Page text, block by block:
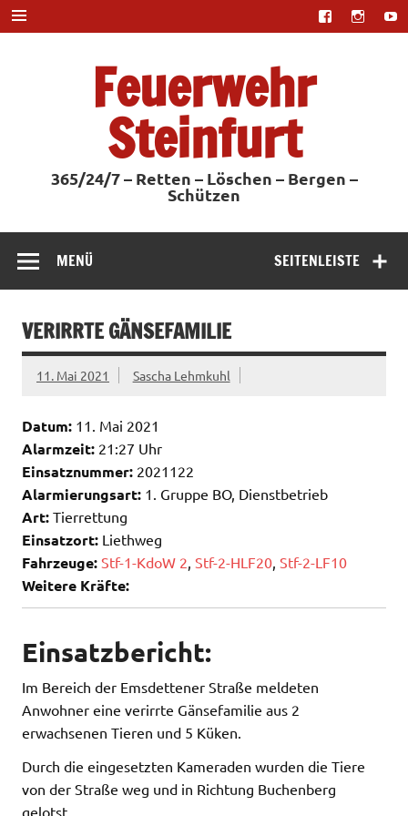
Zum
Inhalt
springen
Feuerwehr
Steinfurt
365/24/7 – Retten – Löschen – Bergen –
Schützen
SEITENLEISTE
MENÜ
VERIRRTE GÄNSEFAMILIE
11. Mai 2021 Sascha Lehmkuhl
Datum: 11. Mai 2021
Alarmzeit: 21:27 Uhr
Einsatznummer: 2021122
Alarmierungsart: 1. Gruppe BO, Dienstbetrieb
Art: Tierrettung
Einsatzort: Liethweg
Fahrzeuge: Stf-1-KdoW 2 Stf-2-HLF20 Stf-2-LF10
Weitere Kräfte:
Einsatzbericht:
Im Bereich der Emsdettener Straße meldeten
Anwohner eine verirrte Gänsefamilie aus 2
erwachsenen Tieren und 5 Küken.
Durch die eingesetzten Kameraden wurden die Tiere
von der Straße weg und in Richtung Buchenberg
gelotst.